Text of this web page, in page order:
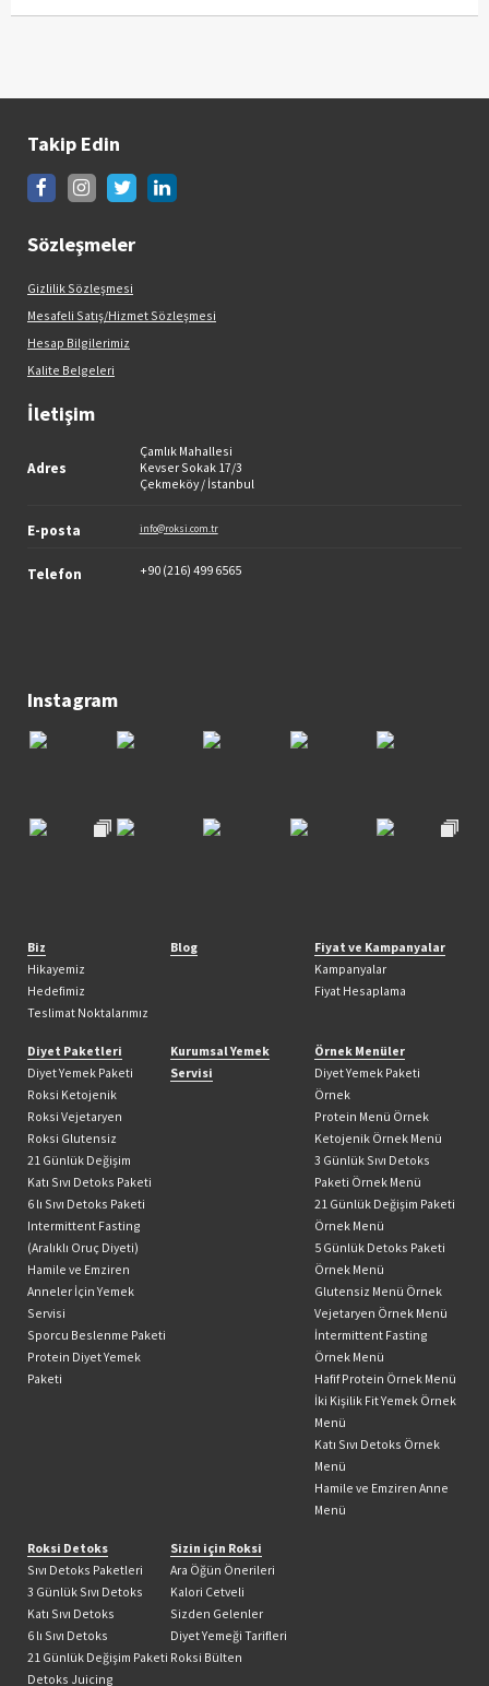
Takip Edin
Sözleşmeler
Gizlilik Sözleşmesi
Mesafeli Satış/Hizmet Sözleşmesi
Hesap Bilgilerimiz
Kalite Belgeleri
İletişim
Adres
Çamlık Mahallesi
Kevser Sokak 17/3
Çekmeköy / İstanbul
E-posta info@roksi.com.tr
Telefon +90 (216) 499 6565
Instagram
Biz
Hikayemiz
Hedefimiz
Teslimat Noktalarımız
Blog
Fiyat ve Kampanyalar
Kampanyalar
Fiyat Hesaplama
Diyet Paketleri
Diyet Yemek Paketi
Roksi Ketojenik
Roksi Vejetaryen
Roksi Glutensiz
21 Günlük Değişim
Katı Sıvı Detoks Paketi
6 lı Sıvı Detoks Paketi
Intermittent Fasting
(Aralıklı Oruç Diyeti)
Hamile ve Emziren
Anneler İçin Yemek
Servisi
Sporcu Beslenme Paketi
Protein Diyet Yemek
Paketi
Kurumsal Yemek
Servisi
Örnek Menüler
Diyet Yemek Paketi
Örnek
Protein Menü Örnek
Ketojenik Örnek Menü
3 Günlük Sıvı Detoks
Paketi Örnek Menü
21 Günlük Değişim Paketi
Örnek Menü
5 Günlük Detoks Paketi
Örnek Menü
Glutensiz Menü Örnek
Vejetaryen Örnek Menü
İntermittent Fasting
Örnek Menü
Hafif Protein Örnek Menü
İki Kişilik Fit Yemek Örnek
Menü
Katı Sıvı Detoks Örnek
Menü
Hamile ve Emziren Anne
Menü
Roksi Detoks
Sıvı Detoks Paketleri
3 Günlük Sıvı Detoks
Katı Sıvı Detoks
6 lı Sıvı Detoks
21 Günlük Değişim Paketi
Detoks Juicing
Sizin için Roksi
Ara Öğün Önerileri
Kalori Cetveli
Sizden Gelenler
Diyet Yemeği Tarifleri
Roksi Bülten